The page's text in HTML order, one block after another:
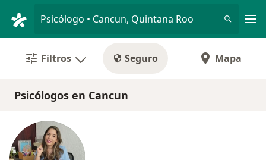
Psicólogo • Cancun, Quintana Roo
Filtros Seguro Mapa
Psicólogos en Cancun